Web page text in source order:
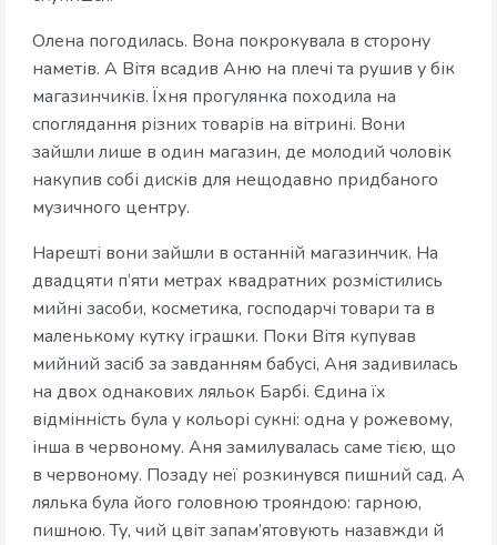
Олена погодилась. Вона покрокувала в сторону
наметів. А Вітя всадив Аню на плечі та рушив у бік
магазинчиків. Їхня прогулянка походила на
споглядання різних товарів на вітрині. Вони
зайшли лише в один магазин, де молодий чоловік
накупив собі дисків для нещодавно придбаного
музичного центру.
Нарешті вони зайшли в останній магазинчик. На
двадцяти п’яти метрах квадратних розмістились
мийні засоби, косметика, господарчі товари та в
маленькому кутку іграшки. Поки Вітя купував
мийний засіб за завданням бабусі, Аня задивилась
на двох однакових ляльок Барбі. Єдина їх
відмінність була у кольорі сукні: одна у рожевому,
інша в червоному. Аня замилувалась саме тією, що
в червоному. Позаду неї розкинувся пишний сад. А
лялька була його головною трояндою: гарною,
пишною. Ту, чий цвіт запам’ятовують назавжди й